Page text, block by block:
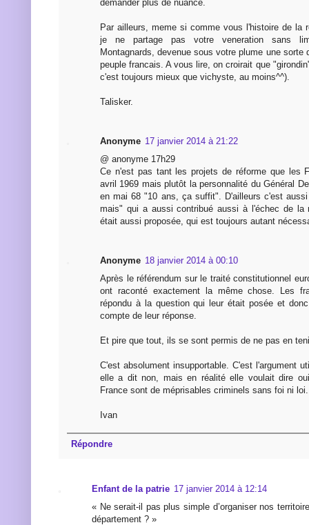
demander plus de nuance.
Par ailleurs, meme si comme vous l'histoire de la
je ne partage pas votre veneration sans
Montagnards, devenue sous votre plume une sorte
peuple francais. A vous lire, on croirait que
c'est toujours mieux que vichyste, au moins^^).
Talisker.
Anonyme 17 janvier 2014 à 21:22
@ anonyme 17h29
Ce n'est pas tant les projets de réforme que les
avril 1969 mais plutôt la personnalité du Général
en mai 68 "10 ans, ça suffit". D'ailleurs c'est
mais" qui a aussi contribué aussi à l'échec de la
était aussi proposée, qui est toujours autant
Anonyme 18 janvier 2014 à 00:10
Après le référendum sur le traité constitutionnel
ont raconté exactement la même chose. Les
répondu à la question qui leur était posée et
compte de leur réponse.
Et pire que tout, ils se sont permis de ne pas en
C'est absolument insupportable. C'est l'argument
elle a dit non, mais en réalité elle voulait dire
France sont de méprisables criminels sans foi ni loi.
Ivan
Répondre
Enfant de la patrie 17 janvier 2014 à 12:14
« Ne serait-il pas plus simple d’organiser nos
département ? »